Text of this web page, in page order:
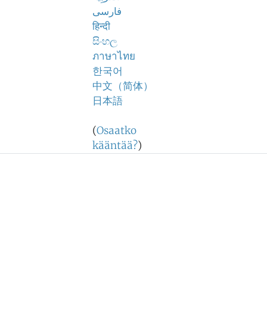
فارسی
हिन्दी
සිංහල
ภาษาไทย
한국어
中文（简体）
日本語
(Osaatko
kääntää?)